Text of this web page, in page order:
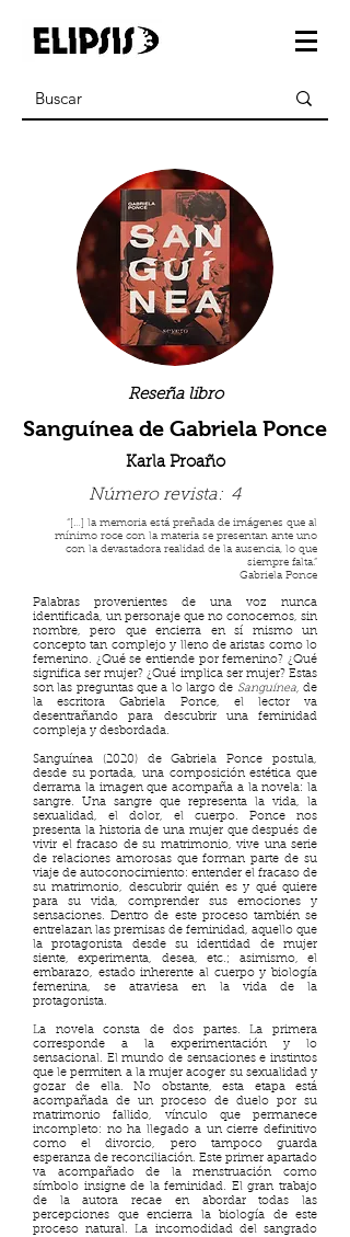
Reseña libro
Sanguínea de Gabriela Ponce
Karla Proaño
Número revista: 4
“[…] la memoria está preñada de imágenes que al
mínimo roce con la materia se presentan ante uno
con la devastadora realidad de la ausencia, lo que
siempre falta.”
Gabriela Ponce
Palabras provenientes de una voz nunca
identificada, un personaje que no conocemos, sin
nombre, pero que encierra en sí mismo un
concepto tan complejo y lleno de aristas como lo
femenino. ¿Qué se entiende por femenino? ¿Qué
significa ser mujer? ¿Qué implica ser mujer? Estas
son las preguntas que a lo largo de Sanguínea,de
la escritora Gabriela Ponce, el lector va
desentrañando para descubrir una feminidad
compleja y desbordada.
Sanguínea (2020) de Gabriela Ponce postula,
desde su portada, una composición estética que
derrama la imagen que acompaña a la novela: la
sangre. Una sangre que representa la vida, la
sexualidad, el dolor, el cuerpo. Ponce nos
presenta la historia de una mujer que después de
vivir el fracaso de su matrimonio, vive una serie
de relaciones amorosas que forman parte de su
viaje de autoconocimiento: entender el fracaso de
su matrimonio, descubrir quién es y qué quiere
para su vida, comprender sus emociones y
sensaciones. Dentro de este proceso también se
entrelazan las premisas de feminidad, aquello que
la protagonista desde su identidad de mujer
siente, experimenta, desea, etc.; asimismo, el
embarazo, estado inherente al cuerpo y biología
femenina, se atraviesa en la vida de la
protagonista.
La novela consta de dos partes. La primera
corresponde a la experimentación y lo
sensacional. El mundo de sensaciones e instintos
que le permiten a la mujer acoger su sexualidad y
gozar de ella. No obstante, esta etapa está
acompañada de un proceso de duelo por su
matrimonio fallido, vínculo que permanece
incompleto: no ha llegado a un cierre definitivo
como el divorcio, pero tampoco guarda
esperanza de reconciliación. Este primer apartado
va acompañado de la menstruación como
símbolo insigne de la feminidad. El gran trabajo
de la autora recae en abordar todas las
percepciones que encierra la biología de este
proceso natural. La incomodidad del sangrado